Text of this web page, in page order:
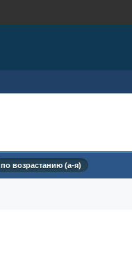
по возрастанию (а-я)